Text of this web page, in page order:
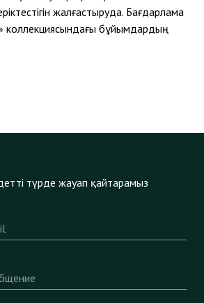
жалғастыруда. Бағдарлама
коллекциясындағы бұйымдардың
түрде жауап қайтарамыз